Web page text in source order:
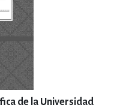
de la Universidad